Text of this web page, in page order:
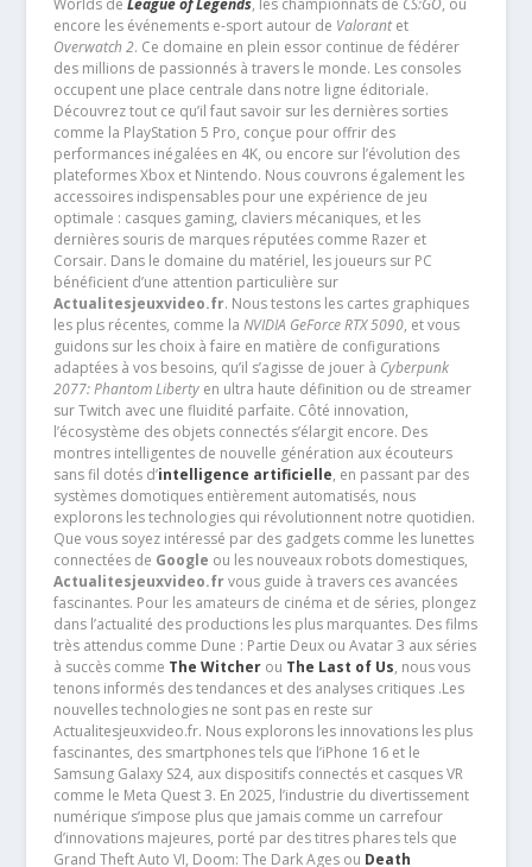
Worlds de League of Legends, les championnats de CS:GO, ou
encore les événements e-sport autour de Valorantet
Overwatch 2. Ce domaine en plein essor continue de fédérer
des millions de passionnés à travers le monde. Les consoles
occupent une place centrale dans notre ligne éditoriale.
Découvrez tout ce qu’il faut savoir sur les dernières sorties
comme la PlayStation 5 Pro, conçue pour offrir des
performances inégalées en 4K, ou encore sur l’évolution des
plateformes Xbox et Nintendo. Nous couvrons également les
accessoires indispensables pour une expérience de jeu
optimale : casques gaming, claviers mécaniques, et les
dernières souris de marques réputées comme Razer et
Corsair. Dans le domaine du matériel, les joueurs sur PC
bénéficient d’une attention particulière sur
Actualitesjeuxvideo.fr. Nous testons les cartes graphiques
les plus récentes, comme la NVIDIA GeForce RTX 5090, et vous
guidons sur les choix à faire en matière de configurations
adaptées à vos besoins, qu’il s’agisse de jouer à Cyberpunk
2077: Phantom Libertyen ultra haute définition ou de streamer
sur Twitch avec une fluidité parfaite. Côté innovation,
l’écosystème des objets connectés s’élargit encore. Des
montres intelligentes de nouvelle génération aux écouteurs
sans fil dotés d’intelligence artificielle, en passant par des
systèmes domotiques entièrement automatisés, nous
explorons les technologies qui révolutionnent notre quotidien.
Que vous soyez intéressé par des gadgets comme les lunettes
connectées de Google ou les nouveaux robots domestiques,
Actualitesjeuxvideo.frvous guide à travers ces avancées
fascinantes. Pour les amateurs de cinéma et de séries, plongez
dans l’actualité des productions les plus marquantes. Des films
très attendus comme Dune : Partie Deux ou Avatar 3 aux séries
à succès comme The Witcherou The Last of Us, nous vous
tenons informés des tendances et des analyses critiques .Les
nouvelles technologies ne sont pas en reste sur
Actualitesjeuxvideo.fr. Nous explorons les innovations les plus
fascinantes, des smartphones tels que l’iPhone 16 et le
Samsung Galaxy S24, aux dispositifs connectés et casques VR
comme le Meta Quest 3. En 2025, l’industrie du divertissement
numérique s’impose plus que jamais comme un carrefour
d’innovations majeures, porté par des titres phares tels que
Grand Theft Auto VI, Doom: The Dark Ages ou Death